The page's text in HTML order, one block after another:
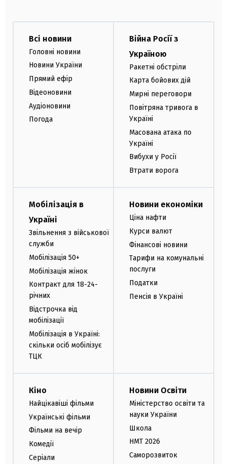
Всі новини
Головні новини
Новини України
Прямий ефір
Відеоновини
Аудіоновини
Погода
Війна Росії з
Україною
Ракетні обстріли
Карта бойових дій
Мирні переговори
Повітряна тривога в
Україні
Масована атака по
Україні
Вибухи у Росії
Втрати ворога
Мобілізація в
Україні
Звільнення з військової
служби
Мобілізація 50+
Мобілізація жінок
Контракт для 18-24-
річних
Відстрочка від
мобілізації
Мобілізація в Україні:
скільки осіб мобілізує
ТЦК
Новини економіки
Ціна нафти
Курси валют
Фінансові новини
Тарифи на комунальні
послуги
Податки
Пенсія в Україні
Кіно
Найцікавіші фільми
Українські фільми
Фільми на вечір
Комедії
Серіали
Новини Освіти
Міністерство освіти та
науки України
Школа
НМТ 2026
Саморозвиток